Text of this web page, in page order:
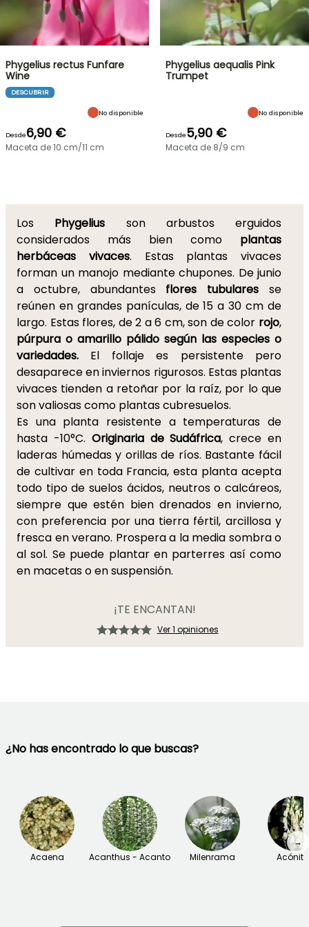
Phygelius rectus Funfare
Wine
DESCUBRIR
No disponible
Desde6,90 €
Maceta de 10 cm/11 cm
Phygelius aequalis Pink
Trumpet
No disponible
Desde5,90 €
Maceta de 8/9 cm
Los Phygelius son arbustos erguidos
considerados más bien como plantas
herbáceas vivaces. Estas plantas vivaces
forman un manojo mediante chupones. De junio
a octubre, abundantes flores tubulares se
reúnen en grandes panículas, de 15 a 30 cm de
largo. Estas flores, de 2 a 6 cm, son de color rojo,
púrpura o amarillo pálido según las especies o
variedades. El follaje es persistente pero
desaparece en inviernos rigurosos. Estas plantas
vivaces tienden a retoñar por la raíz, por lo que
son valiosas como plantas cubresuelos.
Es una planta resistente a temperaturas de
hasta -10°C. Originaria de Sudáfrica, crece en
laderas húmedas y orillas de ríos. Bastante fácil
de cultivar en toda Francia, esta planta acepta
todo tipo de suelos ácidos, neutros o calcáreos,
siempre que estén bien drenados en invierno,
con preferencia por una tierra fértil, arcillosa y
fresca en verano. Prospera a la media sombra o
al sol. Se puede plantar en parterres así como
en macetas o en suspensión.
¡TE ENCANTAN!
Ver 1 opiniones
¿No has encontrado lo que buscas?
Acaena Acanthus - Acanto Milenrama
→